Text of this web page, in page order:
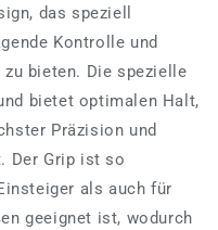
das speziell
Kontrolle und
bieten. Die spezielle
bietet optimalen Halt,
Präzision und
Der Grip ist so
als auch für
geeignet ist, wodurch